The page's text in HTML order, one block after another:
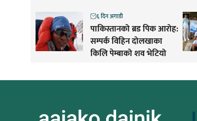
पाकिस्तानको ब्रड पिक आरोह‌‌:
सम्पर्क विहिन दोलखाका
किलि पेम्बाको शव भेटियो
६ दिन अगाडी